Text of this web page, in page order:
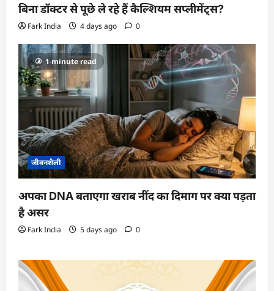
बिना डॉक्टर से पूछे ले रहे हैं कैल्शियम सप्लीमेंट्स?
Fark India 4 days ago 0
1 minute read
जीवनशैली
अपका DNA बताएगा खराब नींद का दिमाग पर क्या पड़ता
है असर
Fark India 5 days ago 0